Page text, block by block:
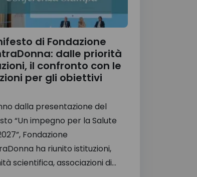
di Fondazione
dalle priorità
il confronto con le
per gli obiettivi
dalla presentazione del
“Un impegno per la Salute
Fondazione
ha riunito istituzioni,
scientifica, associazioni di...